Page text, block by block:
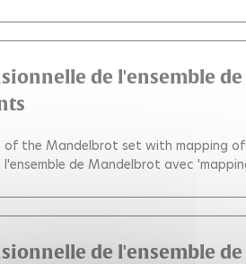
de l'ensemble
of the Mandelbrot set with mapping
de Mandelbrot avec
de l'ensemble